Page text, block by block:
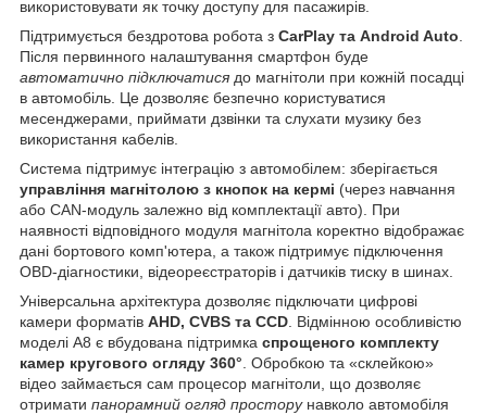
використовувати як точку доступу для пасажирів.
Підтримується бездротова робота з CarPlay та Android Auto.
Після первинного налаштування смартфон буде
автоматично підключатися до магнітоли при кожній посадці
в автомобіль. Це дозволяє безпечно користуватися
месенджерами, приймати дзвінки та слухати музику без
використання кабелів.
Система підтримує інтеграцію з автомобілем: зберігається
управління магнітолою з кнопок на кермі (через навчання
або CAN-модуль залежно від комплектації авто). При
наявності відповідного модуля магнітола коректно відображає
дані бортового комп'ютера, а також підтримує підключення
OBD-діагностики, відеореєстраторів і датчиків тиску в шинах.
Універсальна архітектура дозволяє підключати цифрові
камери форматів AHD, CVBS та CCD. Відмінною особливістю
моделі А8 є вбудована підтримка спрощеного комплекту
камер кругового огляду 360°. Обробкою та «склейкою»
відео займається сам процесор магнітоли, що дозволяє
отримати панорамний огляд просторунавколо автомобіля